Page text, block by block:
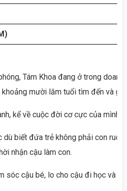
Tám Khoa đang ở trong
mười lăm tuổi tìm đến và gọi
kể về cuộc đời cơ cực của mình
dù biết đứa trẻ không phải con ruột
nhận cậu làm con.
sóc cậu bé, lo cho cậu đi học và